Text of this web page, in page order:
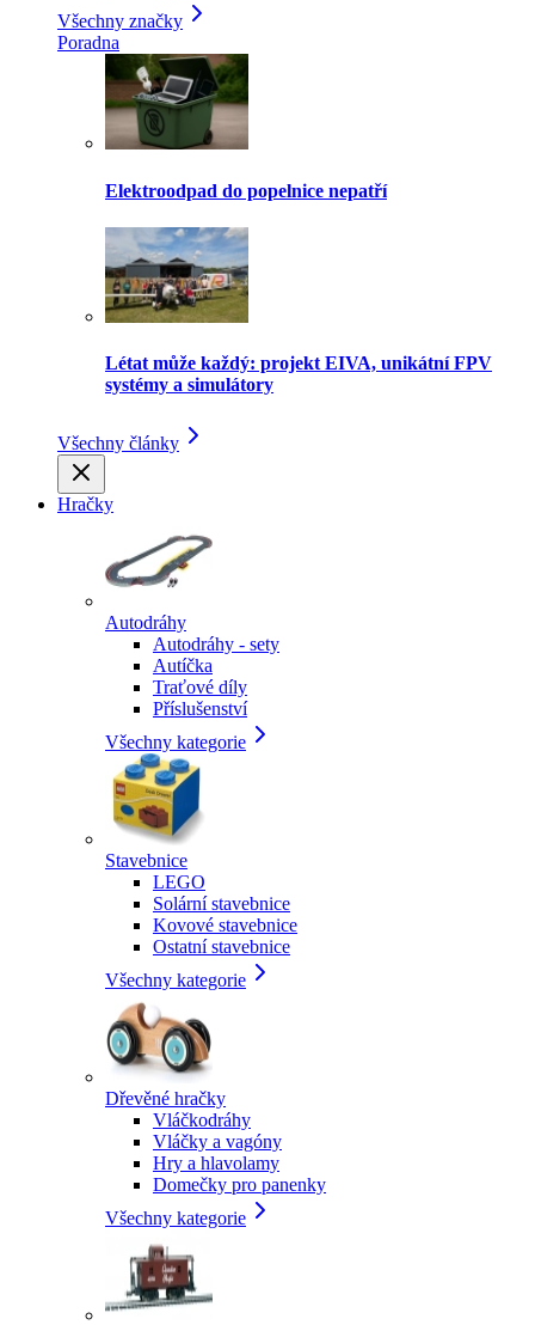
Všechny značky
Poradna
Elektroodpad do popelnice nepatří
Létat může každý: projekt EIVA, unikátní FPV
systémy a simulátory
Všechny články
Hračky
Autodráhy
Autodráhy - sety
Autíčka
Traťové díly
Příslušenství
Všechny kategorie
Stavebnice
LEGO
Solární stavebnice
Kovové stavebnice
Ostatní stavebnice
Všechny kategorie
Dřevěné hračky
Vláčkodráhy
Vláčky a vagóny
Hry a hlavolamy
Domečky pro panenky
Všechny kategorie